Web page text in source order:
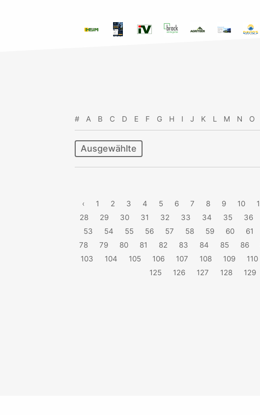
# A B C D E F G H I J K L M N O
Ausgewählte
‹ 1 2 3 4 5 6 7 8 9 10
28
29 30 31 32 33 34 35 36
53
54 55 56 57 58 59 60 61
78
79 80 81 82 83 84 85 86
103
104 105 106 107 108 109 110
125
126 127 128 129